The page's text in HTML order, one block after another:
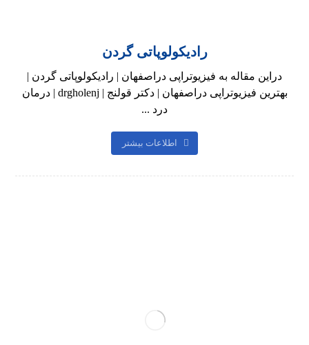
رادیکولوپاتی گردن
دراین مقاله به فیزیوتراپی دراصفهان | رادیکولوپاتی گردن |
بهترین فیزیوتراپی دراصفهان | دکتر قولنج | drgholenj | درمان
درد ...
اطلاعات بیشتر